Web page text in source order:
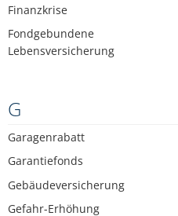
Finanzkrise
Fondgebundene
Lebensversicherung
G
Garagenrabatt
Garantiefonds
Gebäudeversicherung
Gefahr-Erhöhung